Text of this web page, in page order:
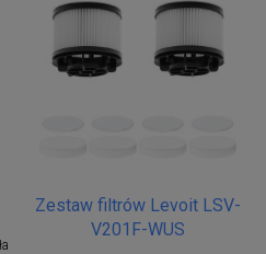
Zestaw filtrów Levoit LSV-
V201F-WUS